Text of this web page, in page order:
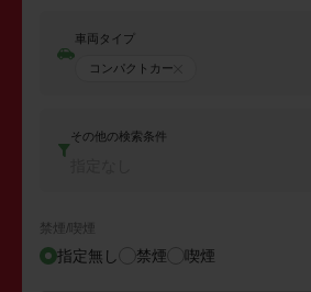
車両タイプ
コンパクトカー
その他の検索条件
禁煙/喫煙
指定無し 禁煙 喫煙